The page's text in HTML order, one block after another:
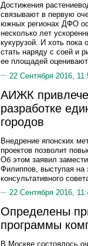
Достижения
связывают в первую
южных регионах ДФО
несколько лет
кукурузой. И хоть пока
стать наряду с соей и
ее площадей
22 Сентября 2016,
АИЖК
разработке
городов
Внедрение японских
проектов позволит
Об этом заявил
Филиппов, выступая на
консультативного
22 Сентября 2016,
Определены
программы
В Москве состоялось